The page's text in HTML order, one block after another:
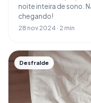
noite inteira de sono.
chegando!
28 nov 2024 · 2 min
Desfralde